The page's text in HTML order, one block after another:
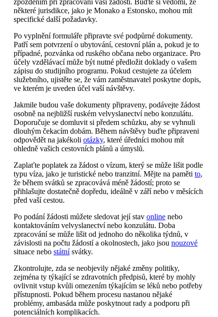
zpožděním při zpracování vaší žádosti. Buďte si vědomi, že
některé jurisdikce, jako je Monako a Estonsko, mohou mít
specifické další požadavky.
Po vyplnění formuláře připravte své podpůrné dokumenty.
Patří sem potvrzení o ubytování, cestovní plán a, pokud je to
případné, pozvánka od ruského občana nebo organizace. Pro
účely vzdělávací může být nutné předložit doklady o vašem
zápisu do studijního programu. Pokud cestujete za účelem
služebního, ujistěte se, že vám zaměstnavatel poskytne dopis,
ve kterém je uveden účel vaší návštěvy.
Jakmile budou vaše dokumenty připraveny, podávejte žádost
osobně na nejbližší ruském velvyslanectví nebo konzulátu.
Doporučuje se domluvit si předem schůzku, aby se vyhnuli
dlouhým čekacím dobám. Během návštěvy buďte připraveni
odpovědět na jakékoli otázky, které úředníci mohou mít
ohledně vašich cestovních plánů a úmyslů.
Zaplaťte poplatek za žádost o vízum, který se může lišit podle
typu víza, jako je turistické nebo tranzitní. Mějte na paměti to,
že během svátků se zpracovává méně žádostí; proto se
přihlašujte dostatečně dopředu, ideálně v září nebo v měsících
před vaší cestou.
Po podání žádosti můžete sledovat její stav online nebo
kontaktováním velvyslanectví nebo konzulátu. Doba
zpracování se může lišit od jednoho do několika týdnů, v
závislosti na počtu žádostí a okolnostech, jako jsou nouzové
situace nebo státnísvátky.
Zkontrolujte, zda se neobjevily nějaké změny politiky,
zejména ty týkající se zdravotních předpisů, které by mohly
ovlivnit vstup kvůli omezením týkajícím se léků nebo potřeby
přístupnosti. Pokud během procesu nastanou nějaké
problémy, ambasáda může poskytnout rady a podporu při
potenciálních komplikacích.